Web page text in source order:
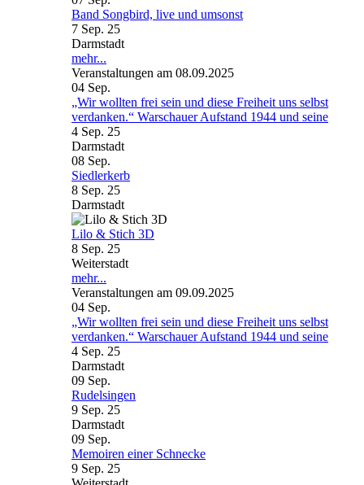
Band Songbird, live und umsonst
7 Sep. 25
Darmstadt
mehr...
Veranstaltungen am 08.09.2025
04 Sep.
„Wir wollten frei sein und diese Freiheit uns selbst
verdanken.“ Warschauer Aufstand 1944 und seine
4 Sep. 25
Darmstadt
08 Sep.
Siedlerkerb
8 Sep. 25
Darmstadt
Lilo & Stich 3D
8 Sep. 25
Weiterstadt
mehr...
Veranstaltungen am 09.09.2025
04 Sep.
„Wir wollten frei sein und diese Freiheit uns selbst
verdanken.“ Warschauer Aufstand 1944 und seine
4 Sep. 25
Darmstadt
09 Sep.
Rudelsingen
9 Sep. 25
Darmstadt
09 Sep.
Memoiren einer Schnecke
9 Sep. 25